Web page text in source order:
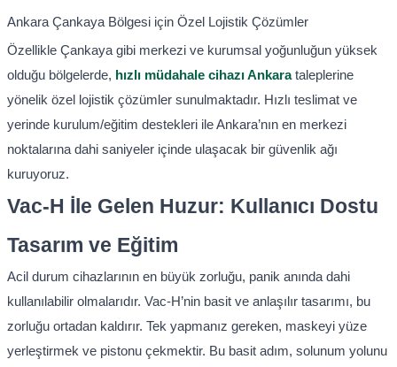
Ankara Çankaya Bölgesi için Özel Lojistik Çözümler
Özellikle Çankaya gibi merkezi ve kurumsal yoğunluğun yüksek
olduğu bölgelerde, hızlı müdahale cihazı Ankarataleplerine
yönelik özel lojistik çözümler sunulmaktadır. Hızlı teslimat ve
yerinde kurulum/eğitim destekleri ile Ankara’nın en merkezi
noktalarına dahi saniyeler içinde ulaşacak bir güvenlik ağı
kuruyoruz.
Vac-H İle Gelen Huzur: Kullanıcı Dostu
Tasarım ve Eğitim
Acil durum cihazlarının en büyük zorluğu, panik anında dahi
kullanılabilir olmalarıdır. Vac-H’nin basit ve anlaşılır tasarımı, bu
zorluğu ortadan kaldırır. Tek yapmanız gereken, maskeyi yüze
yerleştirmek ve pistonu çekmektir. Bu basit adım, solunum yolunu